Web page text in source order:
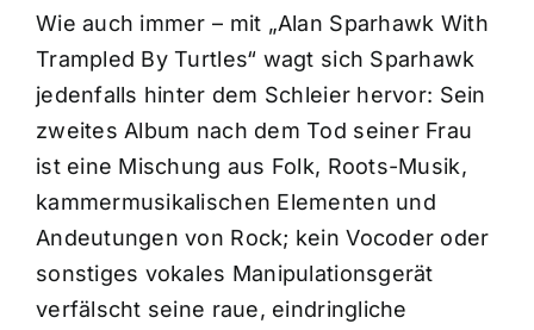
Wie auch immer – mit „Alan Sparhawk With
Trampled By Turtles“ wagt sich Sparhawk
jedenfalls hinter dem Schleier hervor: Sein
zweites Album nach dem Tod seiner Frau
ist eine Mischung aus Folk, Roots-Musik,
kammermusikalischen Elementen und
Andeutungen von Rock; kein Vocoder oder
sonstiges vokales Manipulationsgerät
verfälscht seine raue, eindringliche